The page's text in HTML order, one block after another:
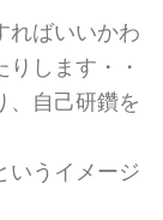
ればいいかわ
します・・
、自己研鑽を
いうイメージ